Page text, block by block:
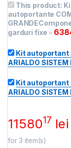
This product:
autoportante
garduri fixe -
Kit autoportant
ARIALDO SISTEM
Kit autoportant
ARIALDO SISTEM
1158017 lei
for3 item(s)